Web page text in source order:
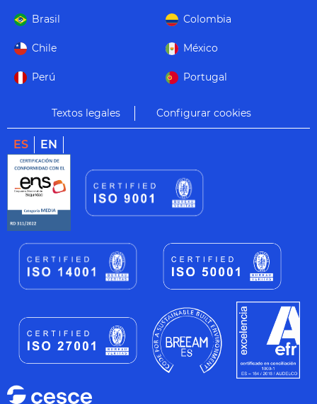
Brasil Colombia
Chile México
Perú Portugal
Textos legales Configurar cookies
ES EN